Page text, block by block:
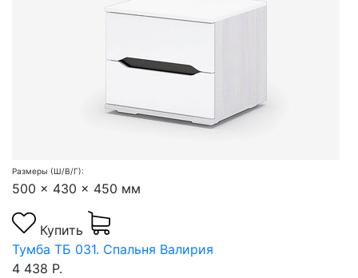
Размеры (Ш/В/Г):
500 x 430 x 450 мм
Купить
Тумба ТБ 031. Спальня Валирия
4 438 Р.